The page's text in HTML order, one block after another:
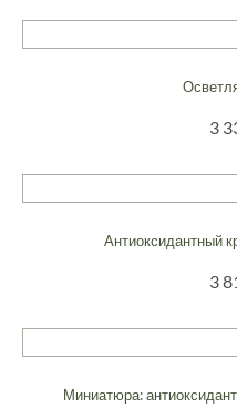
3
Антиоксидантный
3
Миниатюра: